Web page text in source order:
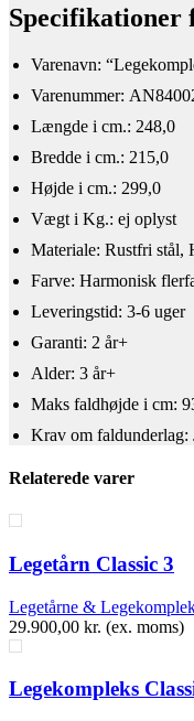
Specifikationer
Varenavn:
Varenummer:
Længde i cm.: 248,0
Bredde i cm.: 215,0
Højde i cm.: 299,0
Vægt i Kg.: ej oplyst
Materiale: Rustfri stål,
Farve: Harmonisk
Leveringstid: 3-6 uger
Garanti: 2 år+
Alder: 3 år+
​Maks faldhøjde i cm:
Krav om faldunderlag:
Relaterede varer
Legetårn Classic 3
Legetårne &
29.900,00 kr. (ex. moms)
Legekompleks